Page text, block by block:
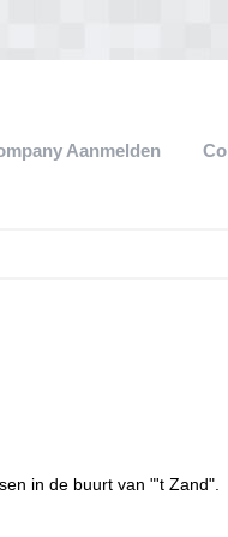
Aanmelden
in de buurt van "'t Zand".